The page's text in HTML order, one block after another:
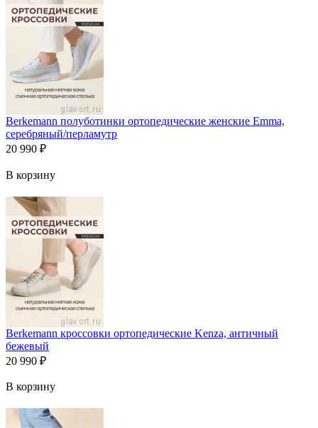
Berkemann полуботинки ортопедические женские Emma,
серебряный/перламутр
20 990 ₽
В корзину
Berkemann кроссовки ортопедические Kenza, античный
бежевый
20 990 ₽
В корзину